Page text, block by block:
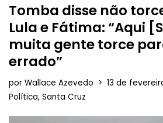
Tomba disse não
Lula e Fátima: “Aqui
muita gente torce
errado”
por Wallace Azevedo
13 de
Política, Santa Cruz